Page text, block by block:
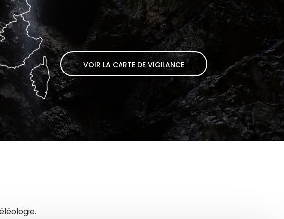
VOIR LA CARTE DE VIGILANCE